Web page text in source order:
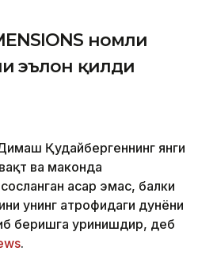
номли
эълон қилди
Қудайбергеннинг янги
ва маконда
асар эмас, балки
унинг атрофидаги дунёни
беришга уринишдир, деб
.